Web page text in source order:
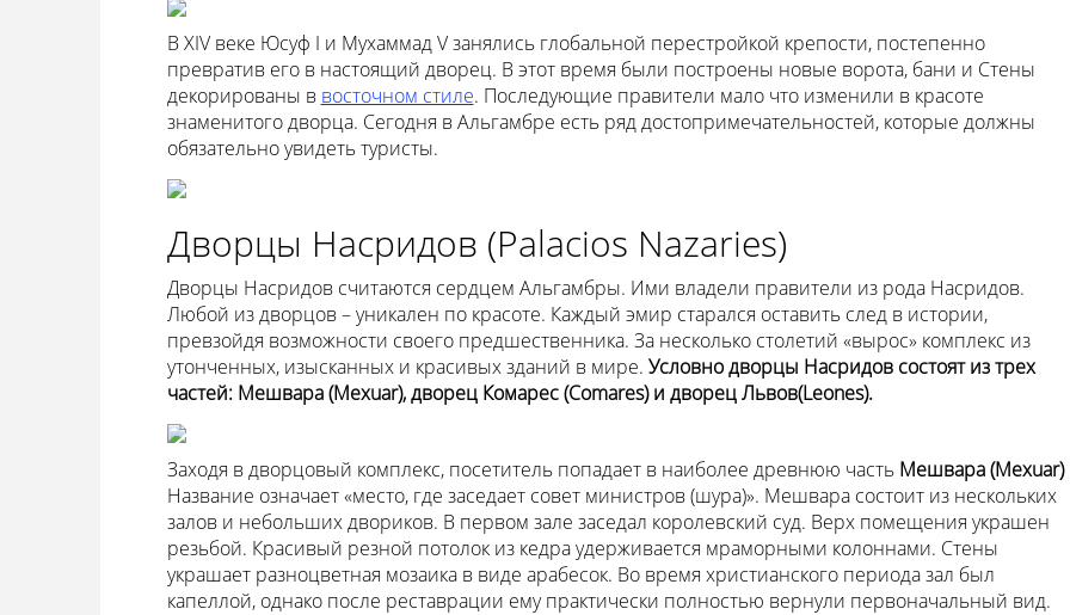
В XIV веке Юсуф I и Мухаммад V занялись глобальной перестройкой крепости, постепенно
превратив его в настоящий дворец. В этот время были построены новые ворота, бани и Стены
декорированы в восточном стиле. Последующие правители мало что изменили в красоте
знаменитого дворца. Сегодня в Альгамбре есть ряд достопримечательностей, которые должны
обязательно увидеть туристы.
Дворцы Насридов (Palacios Nazaries)
Дворцы Насридов считаются сердцем Альгамбры. Ими владели правители из рода Насридов.
Любой из дворцов – уникален по красоте. Каждый эмир старался оставить след в истории,
превзойдя возможности своего предшественника. За несколько столетий «вырос» комплекс из
утонченных, изысканных и красивых зданий в мире. Условно дворцы Насридов состоят из трех
частей: Мешвара (Mexuar), дворец Комарес (Comares) и дворец Львов(Leones).
Заходя в дворцовый комплекс, посетитель попадает в наиболее древнюю часть Мешвара (Mexuar)
Название означает «место, где заседает совет министров (шура)». Мешвара состоит из нескольких
залов и небольших двориков. В первом зале заседал королевский суд. Верх помещения украшен
резьбой. Красивый резной потолок из кедра удерживается мраморными колоннами. Стены
украшает разноцветная мозаика в виде арабесок. Во время христианского периода зал был
капеллой, однако после реставрации ему практически полностью вернули первоначальный вид.